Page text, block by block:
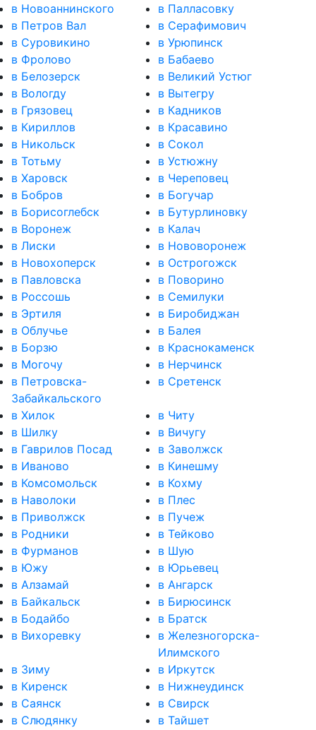
в Новоаннинского
в Палласовку
в Петров Вал
в Серафимович
в Суровикино
в Урюпинск
в Фролово
в Бабаево
в Белозерск
в Великий Устюг
в Вологду
в Вытегру
в Грязовец
в Кадников
в Кириллов
в Красавино
в Никольск
в Сокол
в Тотьму
в Устюжну
в Харовск
в Череповец
в Бобров
в Богучар
в Борисоглебск
в Бутурлиновку
в Воронеж
в Калач
в Лиски
в Нововоронеж
в Новохоперск
в Острогожск
в Павловска
в Поворино
в Россошь
в Семилуки
в Эртиля
в Биробиджан
в Облучье
в Балея
в Борзю
в Краснокаменск
в Могочу
в Нерчинск
в Петровска-
Забайкальского
в Сретенск
в Хилок
в Читу
в Шилку
в Вичугу
в Гаврилов Посад
в Заволжск
в Иваново
в Кинешму
в Комсомольск
в Кохму
в Наволоки
в Плес
в Приволжск
в Пучеж
в Родники
в Тейково
в Фурманов
в Шую
в Южу
в Юрьевец
в Алзамай
в Ангарск
в Байкальск
в Бирюсинск
в Бодайбо
в Братск
в Вихоревку
в Железногорска-
Илимского
в Зиму
в Иркутск
в Киренск
в Нижнеудинск
в Саянск
в Свирск
в Слюдянку
в Тайшет